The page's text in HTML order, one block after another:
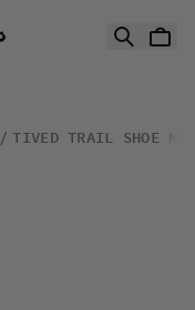
TIVED TRAIL SHOE M